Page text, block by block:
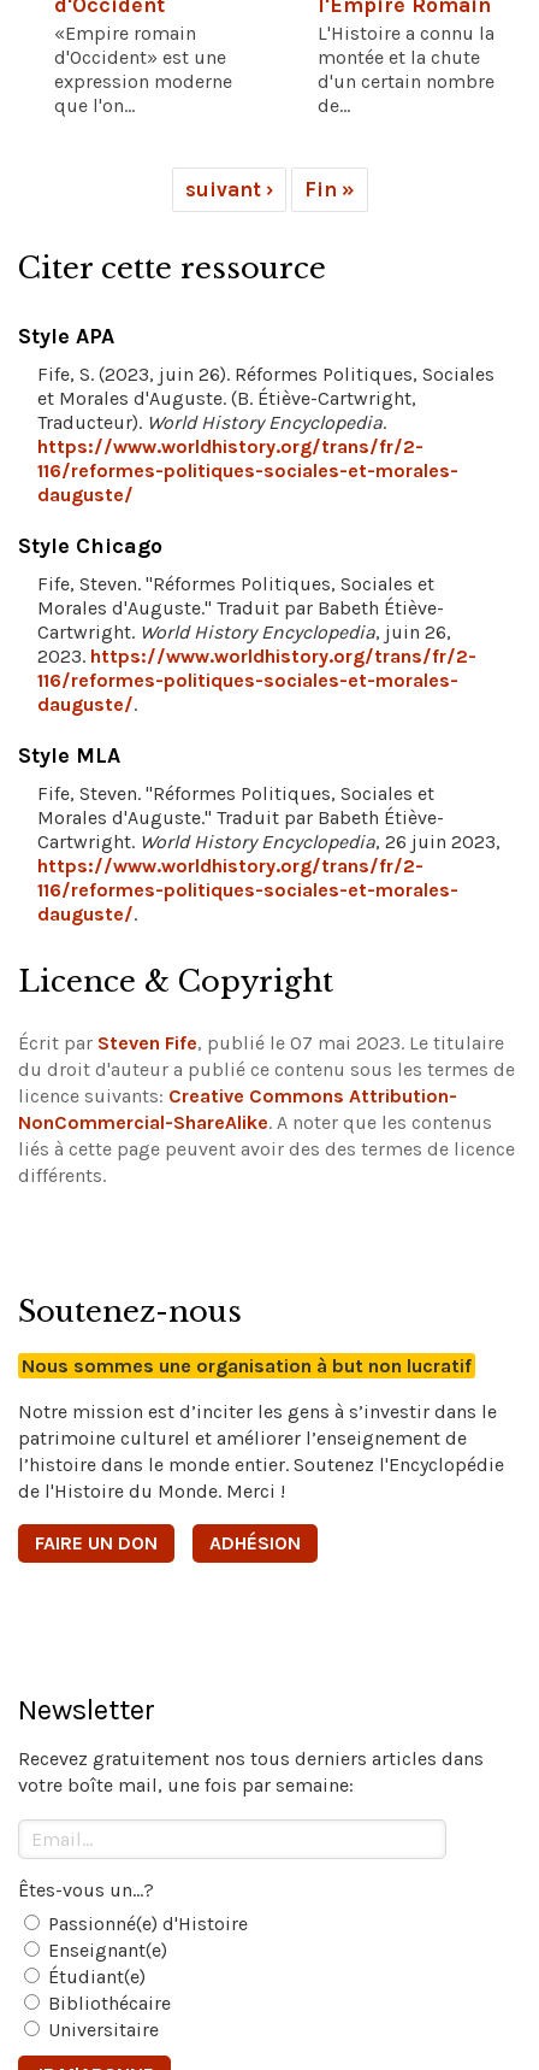
d'Occident
«Empire romain
d'Occident» est une
expression moderne
que l'on...
l'Empire Romain
L'Histoire a connu la
montée et la chute
d'un certain nombre
de...
suivant › Fin »
Citer cette ressource
Style APA
Fife, S. (2023, juin 26). Réformes Politiques, Sociales
et Morales d'Auguste. (B. Étiève-Cartwright,
Traducteur). World History Encyclopedia.
https://www.worldhistory.org/trans/fr/2-
116/reformes-politiques-sociales-et-morales-
dauguste/
Style Chicago
Fife, Steven. "Réformes Politiques, Sociales et
Morales d'Auguste." Traduit par Babeth Étiève-
Cartwright. World History Encyclopedia, juin 26,
2023. https://www.worldhistory.org/trans/fr/2-
116/reformes-politiques-sociales-et-morales-
dauguste/.
Style MLA
Fife, Steven. "Réformes Politiques, Sociales et
Morales d'Auguste." Traduit par Babeth Étiève-
Cartwright. World History Encyclopedia, 26 juin 2023,
https://www.worldhistory.org/trans/fr/2-
116/reformes-politiques-sociales-et-morales-
dauguste/.
Licence & Copyright
Écrit par Steven Fife, publié le 07 mai 2023. Le titulaire
du droit d'auteur a publié ce contenu sous les termes de
licence suivants: Creative Commons Attribution-
NonCommercial-ShareAlike. A noter que les contenus
liés à cette page peuvent avoir des des termes de licence
différents.
Soutenez-nous
Nous sommes une organisation à but non lucratif
Notre mission est d’inciter les gens à s’investir dans le
patrimoine culturel et améliorer l’enseignement de
l’histoire dans le monde entier. Soutenez l'Encyclopédie
de l'Histoire du Monde. Merci !
FAIRE UN DON ADHÉSION
Newsletter
Recevez gratuitement nos tous derniers articles dans
votre boîte mail, une fois par semaine:
Êtes-vous un...?
Passionné(e) d'Histoire
Enseignant(e)
Étudiant(e)
Bibliothécaire
Universitaire